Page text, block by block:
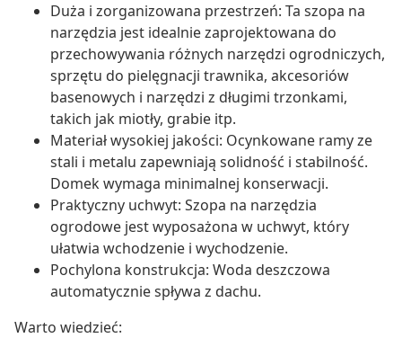
Duża i zorganizowana przestrzeń: Ta szopa na
narzędzia jest idealnie zaprojektowana do
przechowywania różnych narzędzi ogrodniczych,
sprzętu do pielęgnacji trawnika, akcesoriów
basenowych i narzędzi z długimi trzonkami,
takich jak miotły, grabie itp.
Materiał wysokiej jakości: Ocynkowane ramy ze
stali i metalu zapewniają solidność i stabilność.
Domek wymaga minimalnej konserwacji.
Praktyczny uchwyt: Szopa na narzędzia
ogrodowe jest wyposażona w uchwyt, który
ułatwia wchodzenie i wychodzenie.
Pochylona konstrukcja: Woda deszczowa
automatycznie spływa z dachu.
Warto wiedzieć: